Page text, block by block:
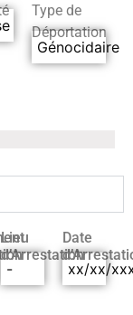
Type de
Déportation
Génocidaire
Lieu
d’Arrestation
-
Date
xx/xx/